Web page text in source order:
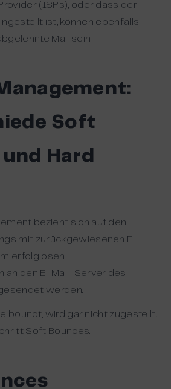
(ISPs), oder dass der
ist, können ebenfalls
Mail sein.
Soft
Hard
bezieht sich auf den
mit zurückgewiesenen E-
erfolglosen
an den E-Mail-Server des
werden.
bounct, wird gar nicht zugestellt.
Soft Bounces.